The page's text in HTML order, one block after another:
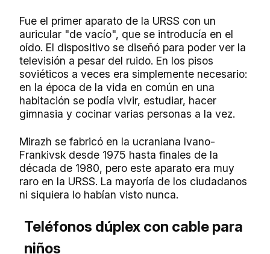
Fue el primer aparato de la URSS con un
auricular "de vacío", que se introducía en el
oído. El dispositivo se diseñó para poder ver la
televisión a pesar del ruido. En los pisos
soviéticos a veces era simplemente necesario:
en la época de la vida en común en una
habitación se podía vivir, estudiar, hacer
gimnasia y cocinar varias personas a la vez.
Mirazh se fabricó en la ucraniana Ivano-
Frankivsk desde 1975 hasta finales de la
década de 1980, pero este aparato era muy
raro en la URSS. La mayoría de los ciudadanos
ni siquiera lo habían visto nunca.
Teléfonos dúplex con cable para
niños